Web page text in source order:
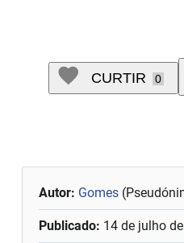
CURTIR 0
Autor: Gomes
Publicado: 14 de julho